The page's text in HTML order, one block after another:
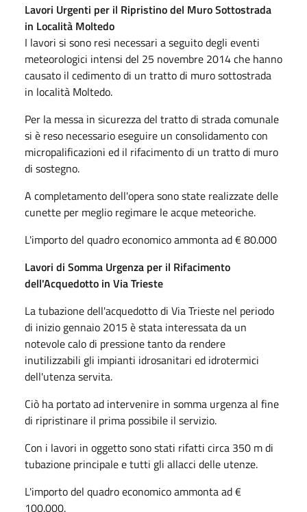
Lavori Urgenti per il Ripristino del Muro Sottostrada
in Località Moltedo
I lavori si sono resi necessari a seguito degli eventi
meteorologici intensi del 25 novembre 2014 che hanno
causato il cedimento di un tratto di muro sottostrada
in località Moltedo.
Per la messa in sicurezza del tratto di strada comunale
si è reso necessario eseguire un consolidamento con
micropalificazioni ed il rifacimento di un tratto di muro
di sostegno.
A completamento dell'opera sono state realizzate delle
cunette per meglio regimare le acque meteoriche.
L'importo del quadro economico ammonta ad € 80.000
Lavori di Somma Urgenza per il Rifacimento
dell'Acquedotto in Via Trieste
La tubazione dell'acquedotto di Via Trieste nel periodo
di inizio gennaio 2015 è stata interessata da un
notevole calo di pressione tanto da rendere
inutilizzabili gli impianti idrosanitari ed idrotermici
dell'utenza servita.
Ciò ha portato ad intervenire in somma urgenza al fine
di ripristinare il prima possibile il servizio.
Con i lavori in oggetto sono stati rifatti circa 350 m di
tubazione principale e tutti gli allacci delle utenze.
L'importo del quadro economico ammonta ad €
100.000.